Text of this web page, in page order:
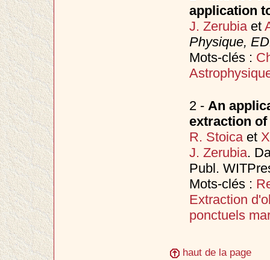
application
J. Zerubiaet
Physique,
Mots-clés :
2 - An
extraction
R. Stoicaet
J. Zerubia.
Publ.
Mots-clés :
Extraction
ponctuels
haut de la page